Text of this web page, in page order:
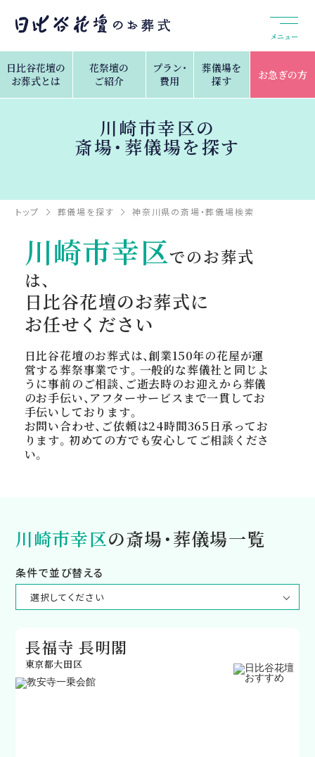
メニュー
日比谷花壇の
お葬式とは
花祭壇の
ご紹介
プラン・
費用
葬儀場を
探す
お急ぎの方
川崎市幸区の
斎場・葬儀場を探す
トップ 葬儀場を探す
神奈川県の斎場・葬儀場検索
川崎市幸区でのお葬式
は、
日比谷花壇のお葬式に
お任せください
日比谷花壇のお葬式は、創業150年の花屋が運
営する葬祭事業です。一般的な葬儀社と同じよ
うに事前のご相談、ご逝去時のお迎えから葬儀
のお手伝い、アフターサービスまで一貫してお
手伝いしております。
お問い合わせ、ご依頼は24時間365日承ってお
ります。初めての方でも安心してご相談くださ
い。
川崎市幸区の斎場・葬儀場一覧
条件で並び替える
長福寺 長明閣
東京都大田区